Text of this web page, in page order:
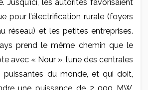
Jusqu’ici, les autorités favorisaient
pour l’électrification rurale (foyers
réseau) et les petites entreprises.
prend le même chemin que le
avec « Nour », l’une des centrales
puissantes du monde, et qui doit,
une puissance de 2 000 MW.